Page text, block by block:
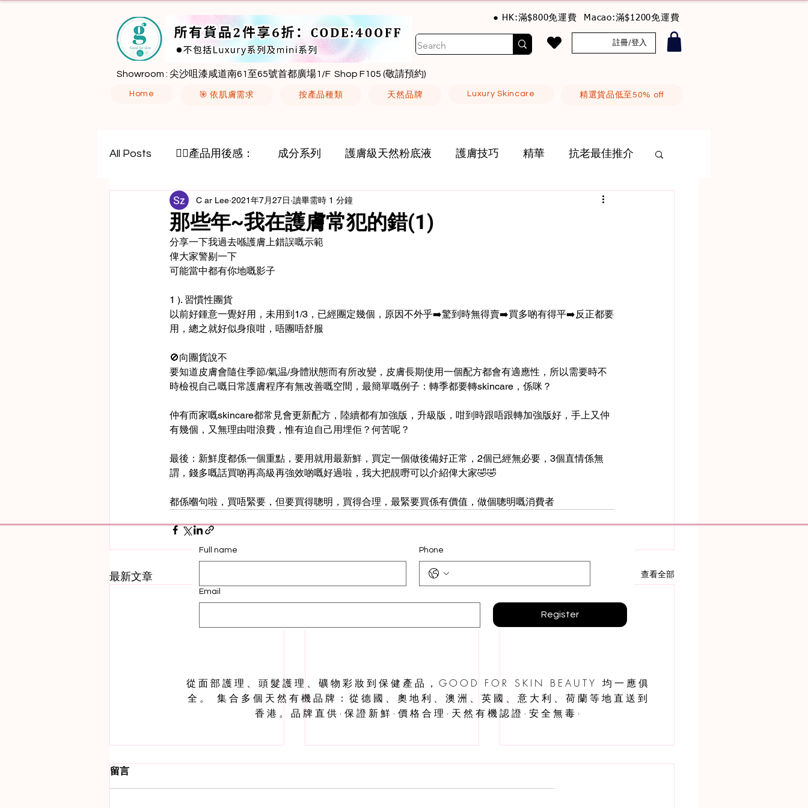
● HK:滿$800免運費 Macao:滿$1200免運費
註冊/登入
Showroom : 尖沙咀漆咸道南61至65號首都廣場1/F Shop F105 (敬請預約)
Home 🎯 依肌膚需求 按產品種類 天然品牌 Luxury Skincare 精選貨品低至50% off
All Posts 🙋‍♀️產品用後感： 成分系列 護膚級天然粉底液 護膚技巧 精華 抗老最佳推介
外泌體
那些年~我在護膚常犯的錯(1)
C ar Lee 2021年7月27日 讀畢需時 1 分鐘
分享一下我過去喺護膚上錯誤嘅示範
俾大家警剔一下
可能當中都有你地嘅影子
1 ). 習慣性團貨
以前好鍾意一覺好用，未用到1/3，已經團定幾個，原因不外乎➡️驚到時無得賣➡️買多啲有得平➡️反正都要
用，總之就好似身痕咁，唔團唔舒服
🚫向團貨說不
要知道皮膚會隨住季節/氣温/身體狀態而有所改變，皮膚長期使用一個配方都會有適應性，所以需要時不
時檢視自己嘅日常護膚程序有無改善嘅空間，最簡單嘅例子：轉季都要轉skincare，係咪？
仲有而家嘅skincare都常見會更新配方，陸續都有加強版，升級版，咁到時跟唔跟轉加強版好，手上又仲
有幾個，又無理由咁浪費，惟有迫自己用埋佢？何苦呢？
最後：新鮮度都係一個重點，要用就用最新鮮，買定一個做後備好正常，2個已經無必要，3個直情係無
謂，錢多嘅話買啲再高級再強效啲嘅好過啦，我大把靚嘢可以介紹俾大家🤣🤣
都係嗰句啦，買唔緊要，但要買得聰明，買得合理，最緊要買係有價值，做個聰明嘅消費者
最新文章 查看全部
留言
Full name Phone
Email
Register
從面部護理、頭髮護理、礦物彩妝到保健產品，GOOD FOR SKIN BEAUTY 均一應俱
全。 集合多個天然有機品牌：從德國、奧地利、澳洲、英國、意大利、荷蘭等地直送到
香港。品牌直供·保證新鮮·價格合理·天然有機認證·安全無毒·